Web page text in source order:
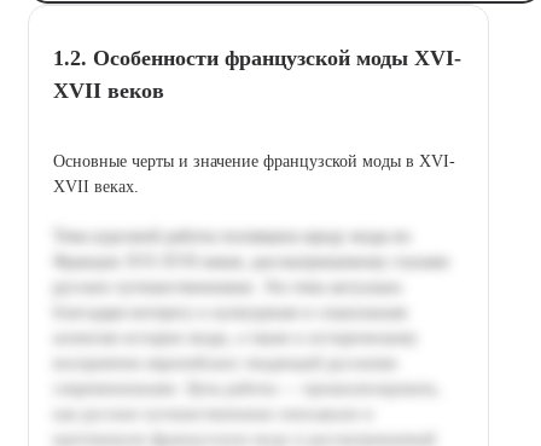
1.2. Особенности французской моды XVI-
XVII веков
Основные черты и значение французской моды в XVI-
XVII веках.